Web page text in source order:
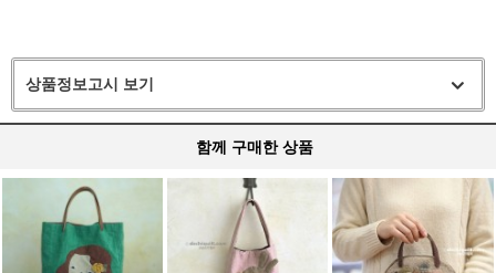
상품정보고시 보기
함께 구매한 상품